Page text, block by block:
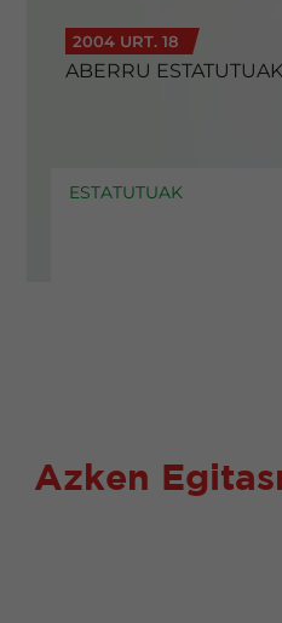
2004 URT. 18
ABERRU
ESTATUTUAK
Azken